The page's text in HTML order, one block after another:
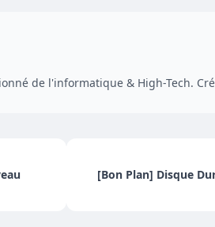
de l'informatique & High-Tech.
[Bon Plan] Disque